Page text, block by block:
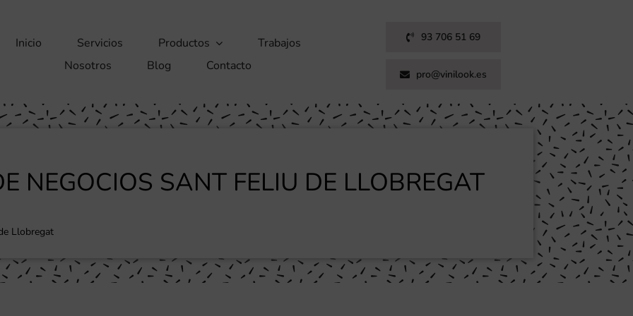
Inicio Servicios Productos
Trabajos
Nosotros
Blog Contacto
93 706 51 69
pro@vinilook.es
NEGOCIOS SANT FELIU DE LLOBREGAT
Llobregat